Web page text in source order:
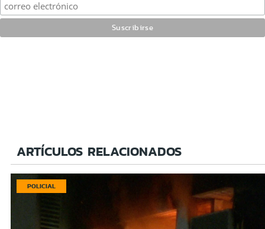
ARTÍCULOS RELACIONADOS
POLICIAL